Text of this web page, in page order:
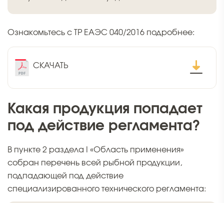
Ознакомьтесь с ТР ЕАЭС 040/2016 подробнее:
СКАЧАТЬ
Какая продукция попадает
под действие регламента?
В пункте 2 раздела I «Область применения»
собран перечень всей рыбной продукции,
подпадающей под действие
специализированного технического регламента: